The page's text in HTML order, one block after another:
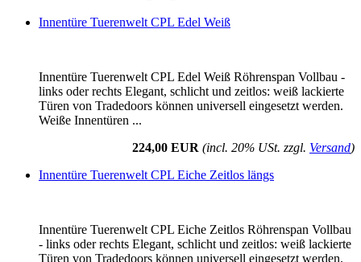
Innentüre Tuerenwelt CPL Edel Weiß
Innentüre Tuerenwelt CPL Edel Weiß Röhrenspan Vollbau -
links oder rechts Elegant, schlicht und zeitlos: weiß lackierte
Türen von Tradedoors können universell eingesetzt werden.
Weiße Innentüren ...
224,00 EUR (incl. 20% USt. zzgl. Versand)
Innentüre Tuerenwelt CPL Eiche Zeitlos längs
Innentüre Tuerenwelt CPL Eiche Zeitlos Röhrenspan Vollbau
- links oder rechts Elegant, schlicht und zeitlos: weiß lackierte
Türen von Tradedoors können universell eingesetzt werden.